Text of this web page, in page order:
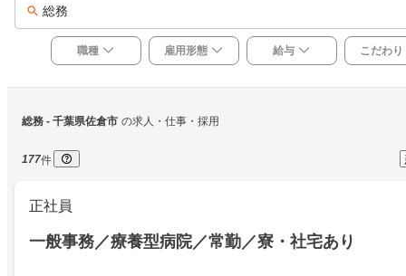
総務
職種 雇用形態 給与 こだわり
総務 - 千葉県佐倉市 の求人・仕事・採用
177件
正社員
一般事務／療養型病院／常勤／寮・社宅あり